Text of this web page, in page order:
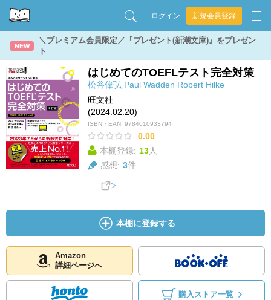
ログイン 新規会員登録
NEW
＼プレミアム会員限定／『プレゼント(新潮文庫)』をプレゼン
ト
はじめてのTOEFLテスト完全対策
松谷偉弘 Paul Wadden Robert Hilke
旺文社
(2024.02.20)
ISBN・EAN: 9784010933794
0.00
本棚登録: 13人
感想: 3件
本棚に登録する
Amazon
詳細ページへ
購入ストア一覧